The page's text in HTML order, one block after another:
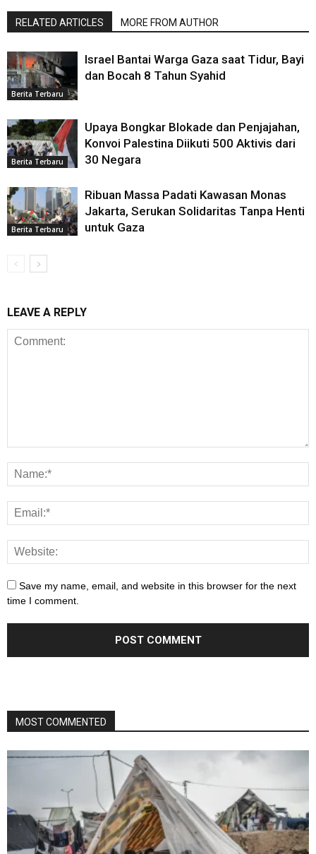
RELATED ARTICLES MORE FROM AUTHOR
Berita Terbaru
Israel Bantai Warga Gaza saat Tidur, Bayi
dan Bocah 8 Tahun Syahid
Berita Terbaru
Upaya Bongkar Blokade dan Penjajahan,
Konvoi Palestina Diikuti 500 Aktivis dari
30 Negara
Berita Terbaru
Ribuan Massa Padati Kawasan Monas
Jakarta, Serukan Solidaritas Tanpa Henti
untuk Gaza
LEAVE A REPLY
Save my name, email, and website in this browser for the next
time I comment.
MOST COMMENTED